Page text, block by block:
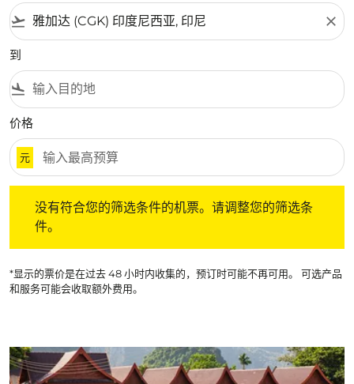
flight_takeoff close
到
flight_land
价格
元
没有符合您的筛选条件的机票。请调整您的筛选条
件。
*显示的票价是在过去 48 小时内收集的，预订时可能不再可用。 可选产品
和服务可能会收取额外费用。